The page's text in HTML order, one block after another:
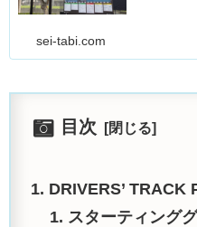
sei-tabi.com
目次
DRIVERS’ TRACK
スターティング